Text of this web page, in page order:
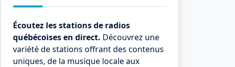
Écoutez les stations de radios
québécoises en direct. Découvrez une
variété de stations offrant des contenus
uniques, de la musique locale aux